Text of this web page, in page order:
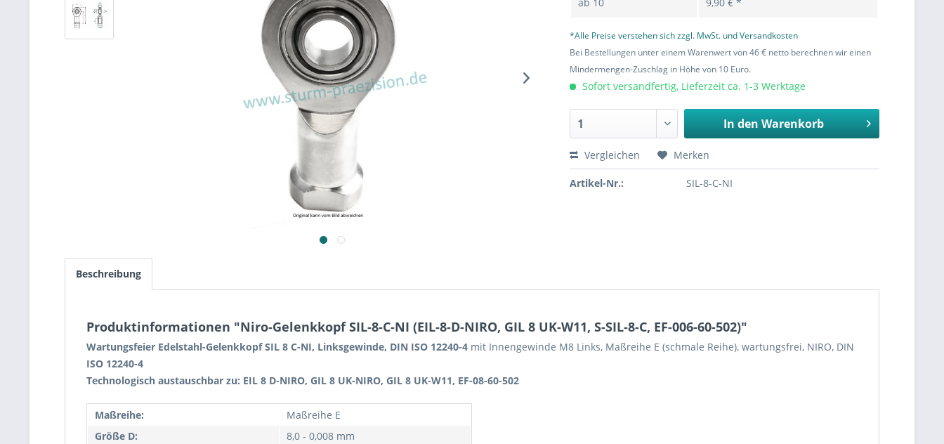
*Alle Preise verstehen sich zzgl. MwSt. und Versandkosten
Bei Bestellungen unter einem Warenwert von 46 € netto berechnen wir einen
Mindermengen-Zuschlag in Höhe von 10 Euro.
Sofort versandfertig, Lieferzeit ca. 1-3 Werktage
In den Warenkorb
Vergleichen Merken
Artikel-Nr.: SIL-8-C-NI
Beschreibung
Produktinformationen "Niro-Gelenkkopf SIL-8-C-NI (EIL-8-D-NIRO, GIL 8 UK-W11, S-SIL-8-C, EF-006-60-502)"
Wartungsfeier Edelstahl-Gelenkkopf SIL 8 C-NI, Linksgewinde, DIN ISO 12240-4 mit Innengewinde M8 Links, Maßreihe E (schmale Reihe), wartungsfrei, NIRO, DIN
ISO 12240-4
Technologisch austauschbar zu: EIL 8 D-NIRO, GIL 8 UK-NIRO, GIL 8 UK-W11, EF-08-60-502
Maßreihe:
Maßreihe E
Größe D:
8,0 - 0,008 mm